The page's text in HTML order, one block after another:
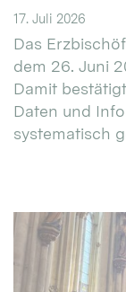
17. Juli 2026
Das
dem 26. Juni
Damit
Daten und
systematisch